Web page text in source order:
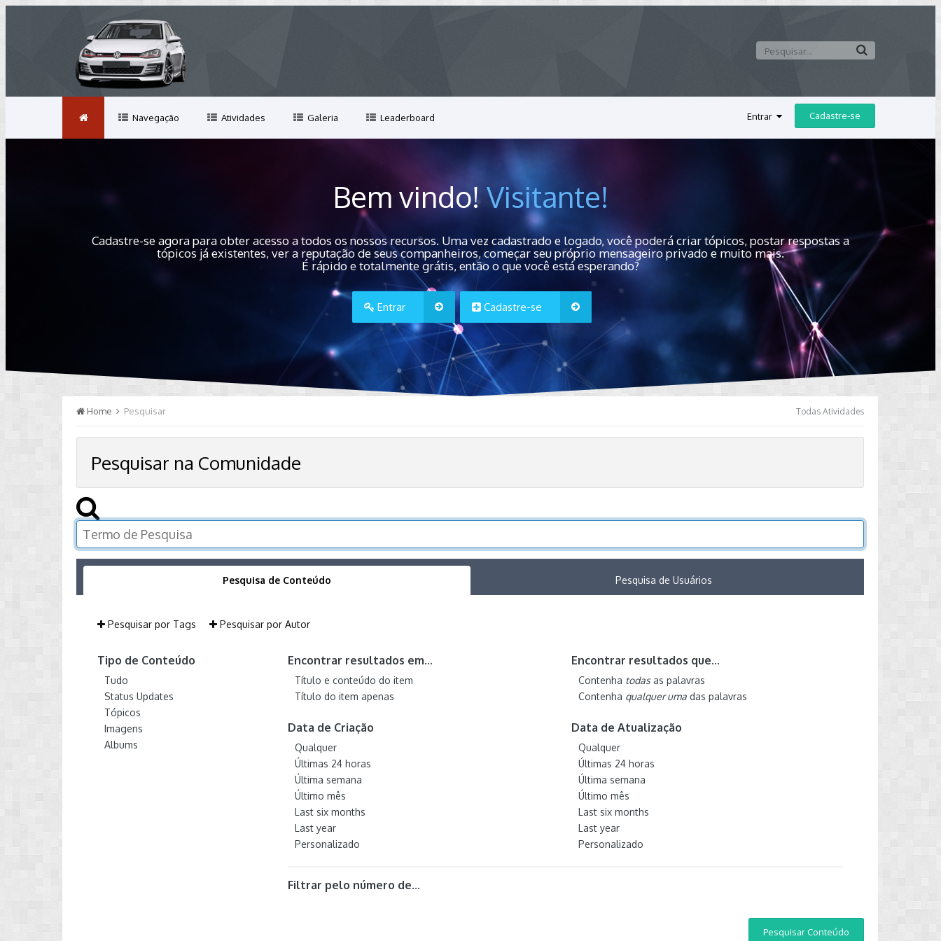
Entrar Cadastre-se
Navegação Atividades Galeria Leaderboard
Bem vindo!Visitante!
Cadastre-se agora para obter acesso a todos os nossos recursos. Uma vez cadastrado e logado, você poderá criar tópicos, postar respostas a
tópicos já existentes, ver a reputação de seus companheiros, começar seu próprio mensageiro privado e muito mais.
É rápido e totalmente grátis, então o que você está esperando?
Entrar Cadastre-se
Todas Atividades
Home Pesquisar
Pesquisar na Comunidade
Pesquisa de Conteúdo Pesquisa de Usuários
Pesquisar por Tags Pesquisar por Autor
Tipo de Conteúdo
Tudo
Status Updates
Tópicos
Imagens
Albums
Encontrar resultados em...
Título e conteúdo do item
Título do item apenas
Encontrar resultados que...
Contenha todas as palavras
Contenha qualquer uma das palavras
Data de Criação
Qualquer
Últimas 24 horas
Última semana
Último mês
Last six months
Last year
Personalizado
Data de Atualização
Qualquer
Últimas 24 horas
Última semana
Último mês
Last six months
Last year
Personalizado
Filtrar pelo número de...
Pesquisar Conteúdo